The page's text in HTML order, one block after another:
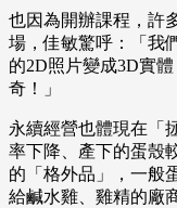
也因為開辦課程，許
場，佳敏驚呼：「我
的2D照片變成3D實
奇！」
永續經營也體現在「
率下降、產下的蛋殼
的「格外品」，一般
給鹹水雞、雞精的廠